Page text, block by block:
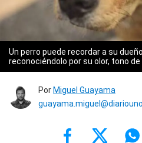
Un perro puede recordar a su
reconociéndolo por su olor, tono de
Por Miguel Guayama